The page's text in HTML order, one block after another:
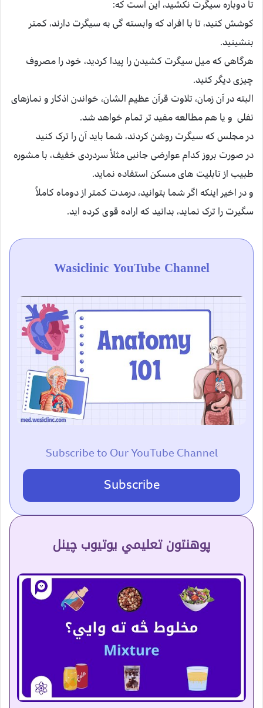
تا دوباره سیگرت نکشید، این است که:
کوشش کنید، تا با افراد که وابسته گی به سیگرت دارند، کمتر
بنشینید.
هرگاهی که میل سیگرت کشیدن را پیدا کردید، خود را مصروف
چیزی دیگر کنید.
البته در آن زمان، تلاوت قرآن عظیم الشان، خواندن اذکار و نمازهای
نفلی و یا هم مطالعه مفید تر تمام خواهد شد.
در مجلس که سیگرت روشن کردند، شما باید آن را ترک کنید
در صورت بروز کدام عوارضی جانبی مثلاً سردردی خفیف، با مشوره
طبیب از تابلیت های مسکن استفاده نماید.
و در اخیر اینکه اگر شما بتوانید، درمدت کمتر از دوماه کاملاً
سگیرت را ترک نماید، بدانید که اراده قوی کرده اید.
Wasiclinic YouTube Channel
Subscribe to Our YouTube Channel
Subscribe
پوهنتون تعلیمي یوتیوب چینل